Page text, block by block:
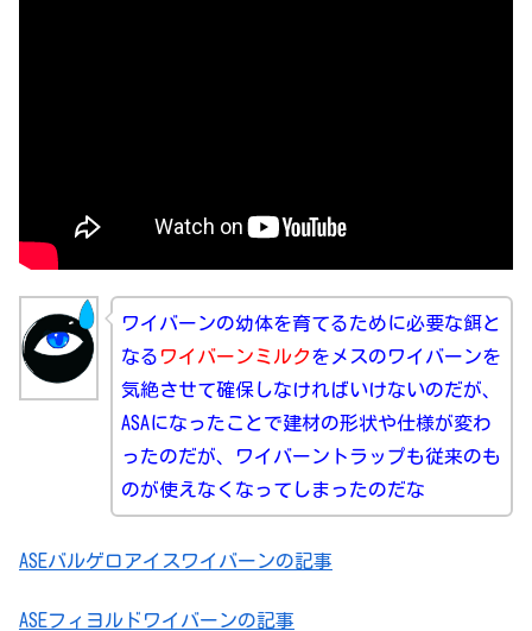
ワイバーンの幼体を育てるために必要な餌と
なる ワイバーンミルクをメスのワイバーンを
気絶させて確保しなければいけないのだが、
ASAになったことで建材の形状や仕様が変わ
ったのだが、ワイバーントラップも従来のも
のが使えなくなってしまったのだな
ASEバルゲロアイスワイバーンの記事
ASEフィヨルドワイバーンの記事